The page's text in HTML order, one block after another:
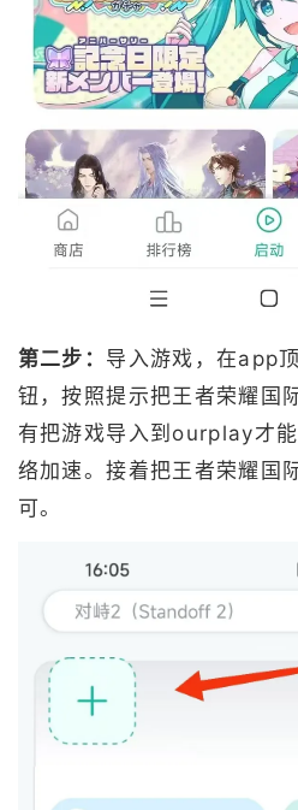
第二步： 导入游戏，在app
钮，按照提示把王者荣耀国
有把游戏导入到ourplay才
络加速。接着把王者荣耀国
可。